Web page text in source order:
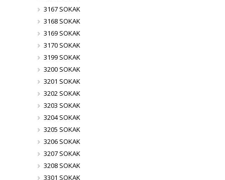
3167 SOKAK
3168 SOKAK
3169 SOKAK
3170 SOKAK
3199 SOKAK
3200 SOKAK
3201 SOKAK
3202 SOKAK
3203 SOKAK
3204 SOKAK
3205 SOKAK
3206 SOKAK
3207 SOKAK
3208 SOKAK
3301 SOKAK